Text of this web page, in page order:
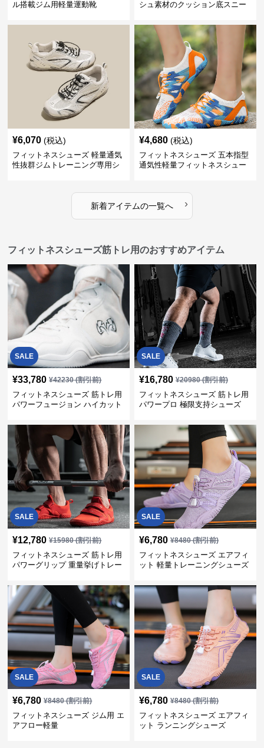
ル搭載ジム用軽量運動靴
シュ素材のクッション底スニー
¥6,070 (税込)
フィットネスシューズ 軽量通気
性抜群ジムトレーニング専用シ
¥4,680 (税込)
フィットネスシューズ 五本指型
通気性軽量フィットネスシュー
新着アイテムの一覧へ ›
フィットネスシューズ筋トレ用のおすすめアイテム
SALE
¥33,780 ¥42230(割引前)
フィットネスシューズ 筋トレ用
パワーフュージョン ハイカット
SALE
¥16,780 ¥20980(割引前)
フィットネスシューズ 筋トレ用
パワープロ 極限支持シューズ
SALE
¥12,780 ¥15980(割引前)
フィットネスシューズ 筋トレ用
パワーグリップ 重量挙げトレー
SALE
¥6,780 ¥8480(割引前)
フィットネスシューズ エアフィ
ット 軽量トレーニングシューズ
SALE
¥6,780 ¥8480(割引前)
フィットネスシューズ ジム用 エ
アフロー軽量
SALE
¥6,780 ¥8480(割引前)
フィットネスシューズ エアフィ
ット ランニングシューズ